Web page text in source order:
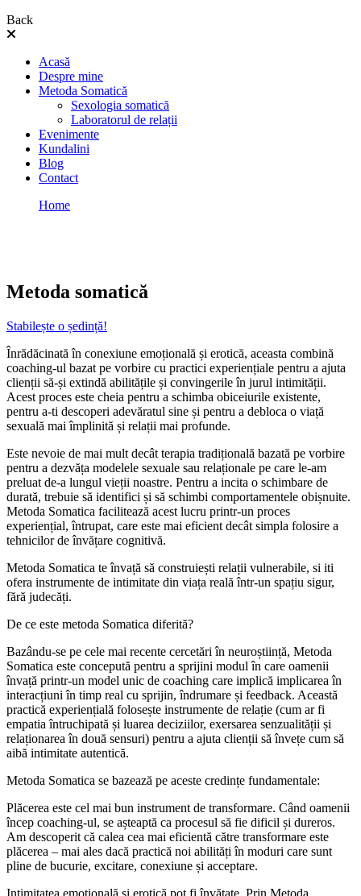
Back
Acasă
Despre mine
Metoda Somatică
Sexologia somatică
Laboratorul de relații
Evenimente
Kundalini
Blog
Contact
Home
Metoda somatică
Stabilește o ședință!
Înrădăcinată în conexiune emoțională și erotică, aceasta combină
coaching-ul bazat pe vorbire cu practici experiențiale pentru a ajuta
clienții să-și extindă abilitățile și convingerile în jurul intimității.
Acest proces este cheia pentru a schimba obiceiurile existente,
pentru a-ti descoperi adevăratul sine și pentru a debloca o viață
sexuală mai împlinită și relații mai profunde.
Este nevoie de mai mult decât terapia tradițională bazată pe vorbire
pentru a dezvăța modelele sexuale sau relaționale pe care le-am
preluat de-a lungul vieții noastre. Pentru a incita o schimbare de
durată, trebuie să identifici și să schimbi comportamentele obișnuite.
Metoda Somatica facilitează acest lucru printr-un proces
experiențial, întrupat, care este mai eficient decât simpla folosire a
tehnicilor de învățare cognitivă.
Metoda Somatica te învață să construiești relații vulnerabile, si iti
ofera instrumente de intimitate din viața reală într-un spațiu sigur,
fără judecăți.
De ce este metoda Somatica diferită?
Bazându-se pe cele mai recente cercetări în neuroștiință, Metoda
Somatica este concepută pentru a sprijini modul în care oamenii
învață printr-un model unic de coaching care implică implicarea în
interacțiuni în timp real cu sprijin, îndrumare și feedback. Această
practică experiențială folosește instrumente de relație (cum ar fi
empatia întruchipată și luarea deciziilor, exersarea senzualității și
relaționarea în două sensuri) pentru a ajuta clienții să învețe cum să
aibă intimitate autentică.
Metoda Somatica se bazează pe aceste credințe fundamentale:
Plăcerea este cel mai bun instrument de transformare. Când oamenii
încep coaching-ul, se așteaptă ca procesul să fie dificil și dureros.
Am descoperit că calea cea mai eficientă către transformare este
plăcerea – mai ales dacă practică noi abilități în moduri care sunt
pline de bucurie, excitare, conexiune și acceptare.
Intimitatea emoțională și erotică pot fi învățate. Prin Metoda